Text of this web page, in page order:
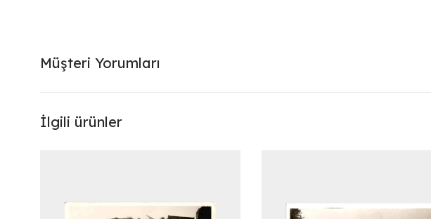
Müşteri Yorumları
İlgili ürünler